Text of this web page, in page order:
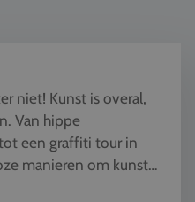
niet! Kunst is overal,
Van hippe
een graffiti tour in
manieren om kunst